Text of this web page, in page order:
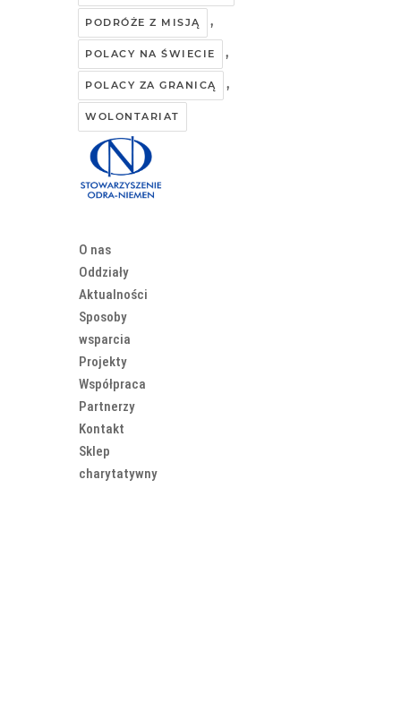
PODRÓŻE Z MISJĄ ,
POLACY NA ŚWIECIE ,
POLACY ZA GRANICĄ ,
WOLONTARIAT
O nas
Oddziały
Aktualności
Sposoby
wsparcia
Projekty
Współpraca
Partnerzy
Kontakt
Sklep
charytatywny